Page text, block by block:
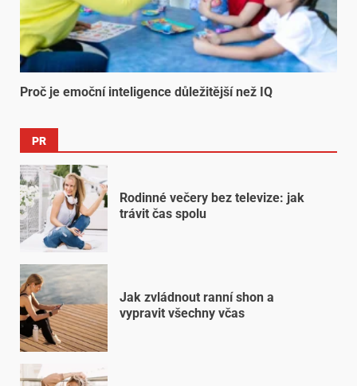
Proč je emoční inteligence důležitější než IQ
PR
Rodinné večery bez televize: jak
trávit čas spolu
Jak zvládnout ranní shon a
vypravit všechny včas